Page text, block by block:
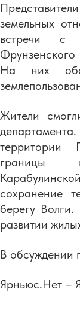
земельных
встречи с
На них
Жители
территории
границы
сохранение
берегу
развитии
В обсуждении
Ярньюс.Нет –